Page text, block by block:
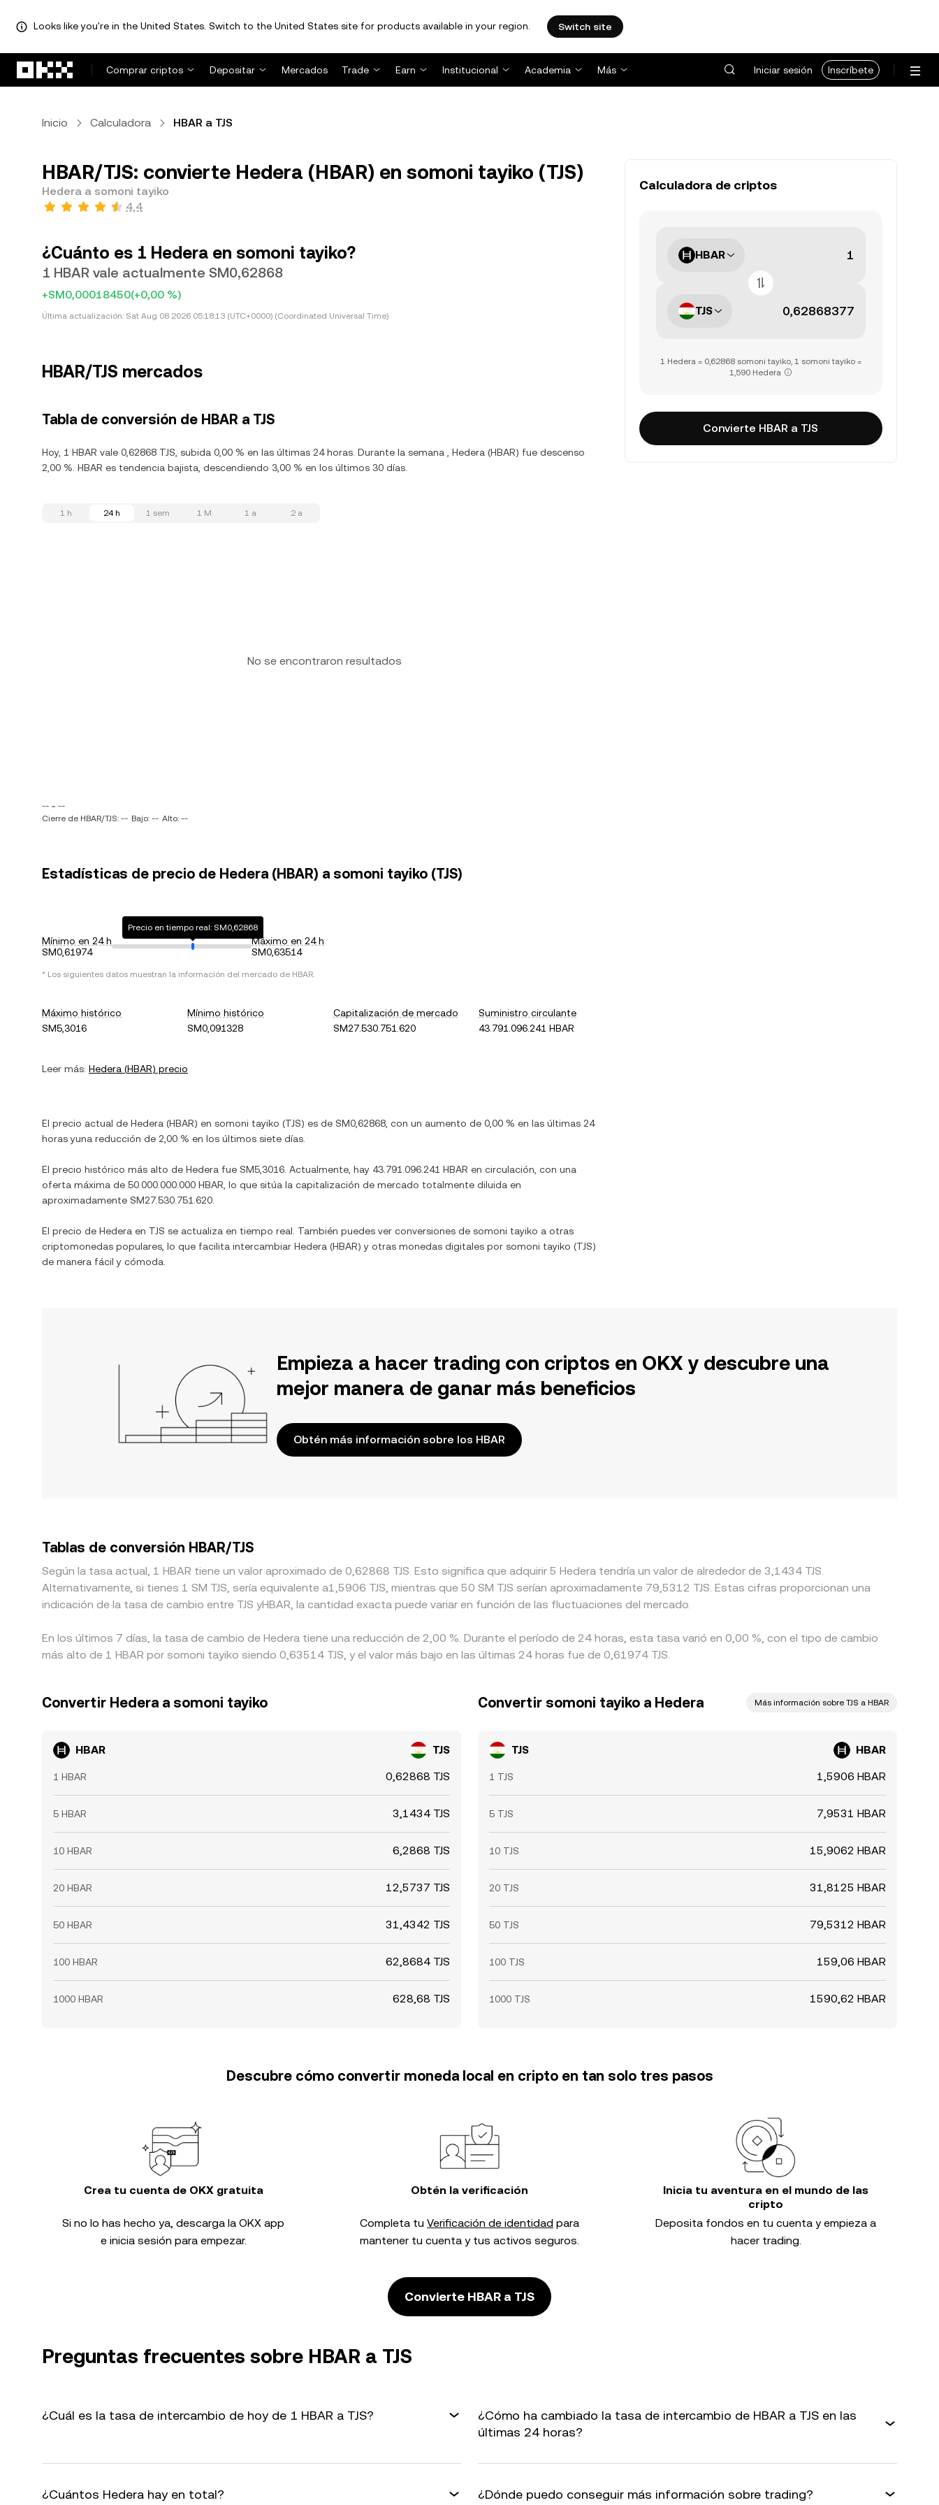
Looks like you're in the United States. Switch to the United States site for products available in your region. Switch site
Comprar criptos
Depositar Mercados Trade Earn Institucional Academia Más Iniciar sesión Inscríbete
Inicio Calculadora HBAR a TJS
HBAR/TJS: convierte Hedera (HBAR) en somoni tayiko (TJS)
Hedera a somoni tayiko
4,4
¿Cuánto es 1 Hedera en somoni tayiko?
1 HBAR vale actualmente SM0,62868
+SM0,00018450(+0,00 %)
Última actualización: Sat Aug 08 2026 05:18:13 (UTC+0000) (Coordinated Universal Time)
HBAR/TJS mercados
Tabla de conversión de HBAR a TJS
Hoy, 1 HBAR vale 0,62868 TJS, subida 0,00 % en las últimas 24 horas. Durante la semana , Hedera (HBAR) fue descenso
2,00 %. HBAR es tendencia bajista, descendiendo 3,00 % en los últimos 30 días.
1 h 24 h 1 sem 1 M 1 a 2 a
No se encontraron resultados
-- ~ --
Cierre de HBAR/TJS: -- Bajo: -- Alto: --
Estadísticas de precio de Hedera (HBAR) a somoni tayiko (TJS)
Mínimo en 24 h
SM0,61974
Precio en tiempo real: SM0,62868
Máximo en 24 h
SM0,63514
* Los siguientes datos muestran la información del mercado de HBAR.
Máximo histórico
SM5,3016
Mínimo histórico
SM0,091328
Capitalización de mercado
SM27.530.751.620
Suministro circulante
43.791.096.241 HBAR
Leer más: Hedera (HBAR) precio
El precio actual de Hedera (HBAR) en somoni tayiko (TJS) es de SM0,62868 , con un aumento de 0,00 % en las últimas 24
horas yuna reducción de 2,00 % en los últimos siete días.
El precio histórico más alto de Hedera fue SM5,3016 . Actualmente, hay 43.791.096.241 HBAR en circulación, con una
oferta máxima de 50.000.000.000 HBAR , lo que sitúa la capitalización de mercado totalmente diluida en
aproximadamente SM27.530.751.620
El precio de Hedera en TJS se actualiza en tiempo real. También puedes ver conversiones de somoni tayiko a otras
criptomonedas populares, lo que facilita intercambiar Hedera (HBAR) y otras monedas digitales por somoni tayiko (TJS)
de manera fácil y cómoda.
Calculadora de criptos
HBAR
TJS
1 Hedera = 0,62868 somoni tayiko, 1 somoni tayiko =
1,590 Hedera
Convierte HBAR a TJS
Empieza a hacer trading con criptos en OKX y descubre una
mejor manera de ganar más beneficios
Obtén más información sobre los HBAR
Tablas de conversión HBAR/TJS
Según la tasa actual, 1 HBAR tiene un valor aproximado de 0,62868 TJS. Esto significa que adquirir 5 Hedera tendría un valor de alrededor de 3,1434 TJS.
Alternativamente, si tienes 1 SM TJS, sería equivalente a1,5906 TJS, mientras que 50 SM TJS serían aproximadamente 79,5312 TJS. Estas cifras proporcionan una
indicación de la tasa de cambio entre TJS yHBAR, la cantidad exacta puede variar en función de las fluctuaciones del mercado.
En los últimos 7 días, la tasa de cambio de Hedera tiene una reducción de 2,00 %. Durante el período de 24 horas, esta tasa varió en 0,00 %, con el tipo de cambio
más alto de 1 HBAR por somoni tayiko siendo 0,63514 TJS, y el valor más bajo en las últimas 24 horas fue de 0,61974 TJS.
Convertir Hedera a somoni tayiko
HBAR TJS
1 HBAR 0,62868 TJS
5 HBAR 3,1434 TJS
10 HBAR 6,2868 TJS
20 HBAR 12,5737 TJS
50 HBAR 31,4342 TJS
100 HBAR 62,8684 TJS
1000 HBAR 628,68 TJS
Convertir somoni tayiko a Hedera Más información sobre TJS a HBAR
TJS HBAR
1 TJS 1,5906 HBAR
5 TJS 7,9531 HBAR
10 TJS 15,9062 HBAR
20 TJS 31,8125 HBAR
50 TJS 79,5312 HBAR
100 TJS 159,06 HBAR
1000 TJS 1590,62 HBAR
Descubre cómo convertir moneda local en cripto en tan solo tres pasos
Crea tu cuenta de OKX gratuita
Si no lo has hecho ya, descarga la OKX app
e inicia sesión para empezar.
Obtén la verificación
Completa tu Verificación de identidad para
mantener tu cuenta y tus activos seguros.
Inicia tu aventura en el mundo de las
cripto
Deposita fondos en tu cuenta y empieza a
hacer trading.
Convierte HBAR a TJS
Preguntas frecuentes sobre HBAR a TJS
¿Cuál es la tasa de intercambio de hoy de 1 HBAR a TJS?
¿Cómo ha cambiado la tasa de intercambio de HBAR a TJS en las
últimas 24 horas?
¿Cuántos Hedera hay en total? ¿Dónde puedo conseguir más información sobre trading?